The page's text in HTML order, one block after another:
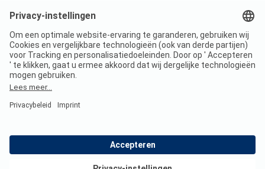
Imprint
Jouw privacy
Voorwaarden
Wet digitale diensten